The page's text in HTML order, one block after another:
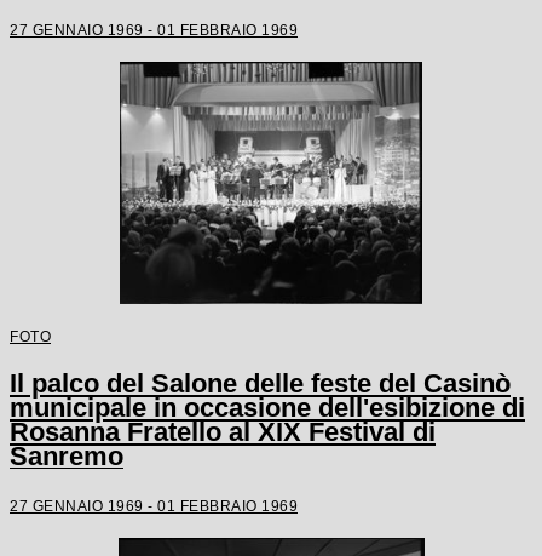
27 GENNAIO 1969 - 01 FEBBRAIO 1969
FOTO
Il palco del Salone delle feste del Casinò
municipale in occasione dell'esibizione di
Rosanna Fratello al XIX Festival di
Sanremo
27 GENNAIO 1969 - 01 FEBBRAIO 1969